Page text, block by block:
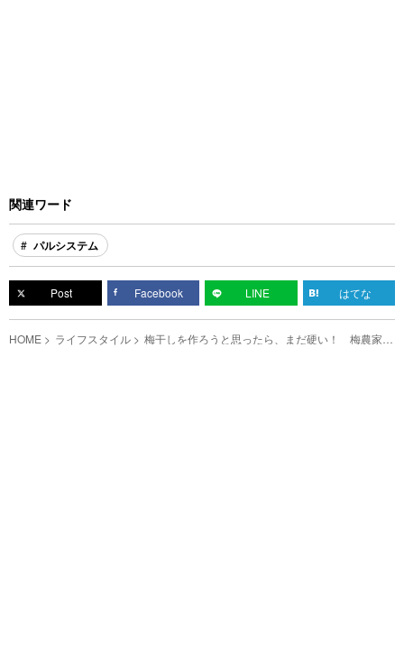
関連ワード
パルシステム
Post Facebook LINE はてな
HOME ライフスタイル 梅干しを作ろうと思ったら、まだ硬い！ 梅農家が
教える『梅を追熟させるコツ』がこちら